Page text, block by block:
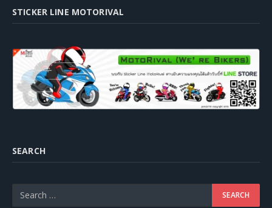
STICKER LINE MOTORIVAL
SEARCH